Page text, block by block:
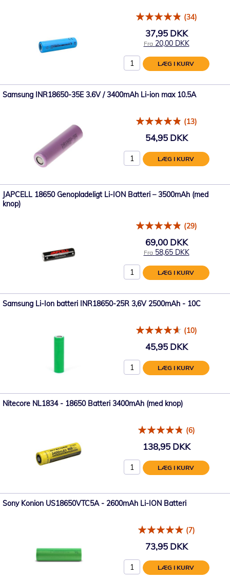
(34)
37,95 DKK
Fra 20,00 DKK
LÆG I KURV
Samsung INR18650-35E 3.6V / 3400mAh Li-ion max 10.5A
(13)
54,95 DKK
LÆG I KURV
JAPCELL 18650 Genopladeligt Li-ION Batteri – 3500mAh (med
knop)
(29)
69,00 DKK
Fra 58,65 DKK
LÆG I KURV
Samsung Li-Ion batteri INR18650-25R 3,6V 2500mAh - 10C
(10)
45,95 DKK
LÆG I KURV
Nitecore NL1834 - 18650 Batteri 3400mAh (med knop)
(6)
138,95 DKK
LÆG I KURV
Sony Konion US18650VTC5A - 2600mAh Li-ION Batteri
(7)
73,95 DKK
LÆG I KURV